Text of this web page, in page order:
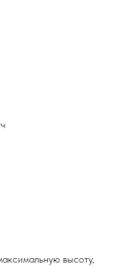
высоту,